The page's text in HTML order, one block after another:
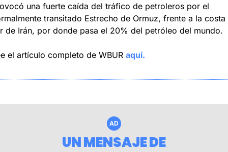
una fuerte caída del tráfico de petroleros por el
transitado Estrecho de Ormuz, frente a la costa
de Irán, por donde pasa el 20% del petróleo del mundo.
el artículo completo de WBUR aquí.
AD
UN MENSAJE DE